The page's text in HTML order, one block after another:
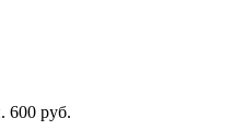
600 руб.